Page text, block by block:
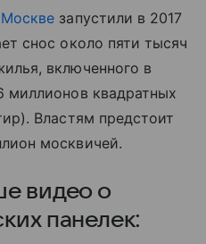
запустили в 2017
снос около пяти тысяч
включенного в
миллионов квадратных
Властям предстоит
москвичей.
видео о
панелек: